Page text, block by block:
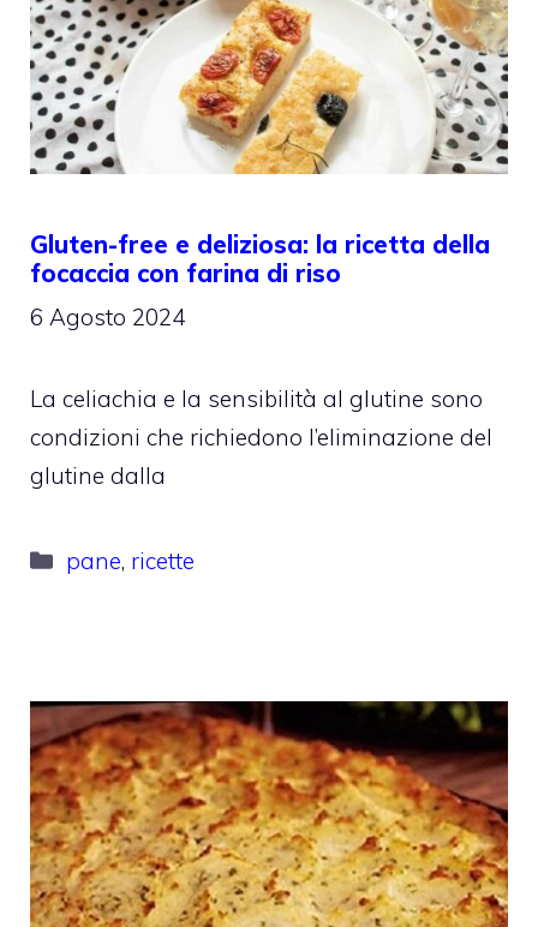
Gluten-free e deliziosa: la ricetta della
focaccia con farina di riso
6 Agosto 2024
La celiachia e la sensibilità al glutine sono
condizioni che richiedono l’eliminazione del
glutine dalla
Categorie
pane, ricette